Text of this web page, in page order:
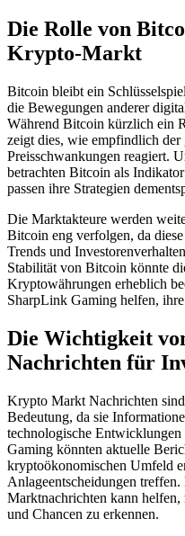
Die Rolle von
Krypto-Markt
Bitcoin bleibt ein
die Bewegungen anderer
Während Bitcoin kürzlich ein
zeigt dies, wie empfindlich der
Preisschwankungen reagiert.
betrachten Bitcoin als
passen ihre Strategien
Die Marktakteure werden
Bitcoin eng verfolgen, da
Trends und
Stabilität von Bitcoin könnte
Kryptowährungen erheblich
SharpLink Gaming helfen,
Die Wichtigkeit
Nachrichten für
Krypto Markt Nachrichten
Bedeutung, da sie
technologische
Gaming könnten aktuelle
kryptoökonomischen Umfeld
Anlageentscheidungen treffen.
Marktnachrichten kann
und Chancen zu erkennen.